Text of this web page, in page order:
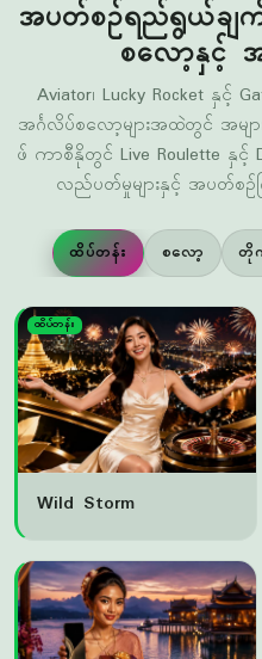
Aviator၊ Lucky Rocket နှ
အင်္ဂလိပ်စလော့များအထဲတွင် အမ
ဖ် ကာစီနိုတွင် Live Roulette နှင့်
လည်ပတ်မှုများနှင့် အပတ်စဉ်
ထိပ်တန်း စလော့ တို
ထိပ်တန်း
Wild Storm